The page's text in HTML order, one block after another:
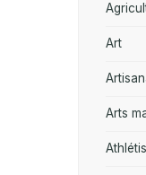
Art
Arts